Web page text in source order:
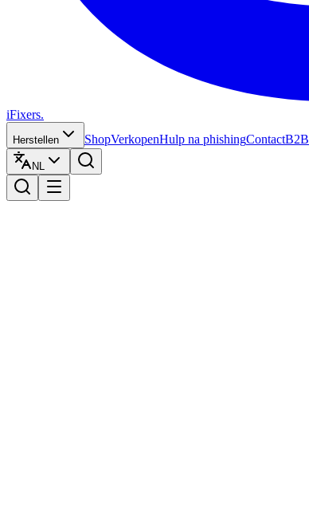
iFixers.
Herstellen ShopVerkopenHulp na phishingContactB2B
NL